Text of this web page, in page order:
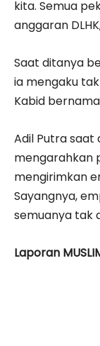
kita. Semua
anggaran
Saat ditanya
ia mengaku
Kabid
Adil Putra saat
mengarahkan
mengirimkan
Sayangnya,
semuanya tak
Laporan